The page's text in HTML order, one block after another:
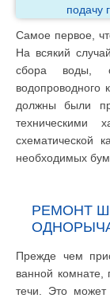
подачу
Самое первое,
На всякий
сбора воды,
водопроводного
должны были
техническими
схематической
необходимых
РЕМОНТ
Прежде чем
ванной комнате,
течи. Это может